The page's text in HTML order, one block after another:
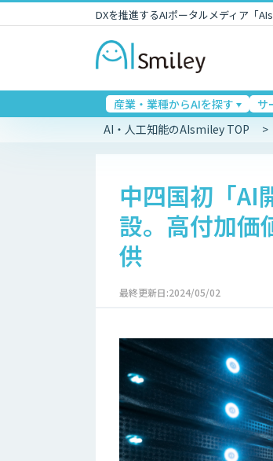
DXを推進するAIポータルメディア「
産業・業種からAIを探す サ
AI・人工知能のAIsmiley TOP
中四国初「AI
設。高付加価
供
最終更新日:2024/05/02